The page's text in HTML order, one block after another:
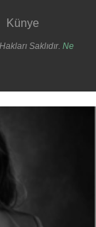
Künye
Saklıdır. Ne